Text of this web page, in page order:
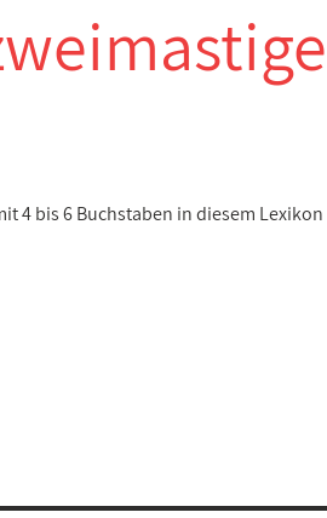
4 bis 6 Buchstaben in diesem Lexikon